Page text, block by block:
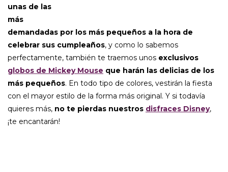
unas de las
más
demandadas por los más pequeños a la hora de
celebrar sus cumpleaños, y como lo sabemos
perfectamente, también te traemos unos exclusivos
globos de Mickey Mouse que harán las delicias de los
más pequeños. En todo tipo de colores, vestirán la fiesta
con el mayor estilo de la forma más original. Y si todavía
quieres más, no te pierdas nuestros disfraces Disney,
¡te encantarán!